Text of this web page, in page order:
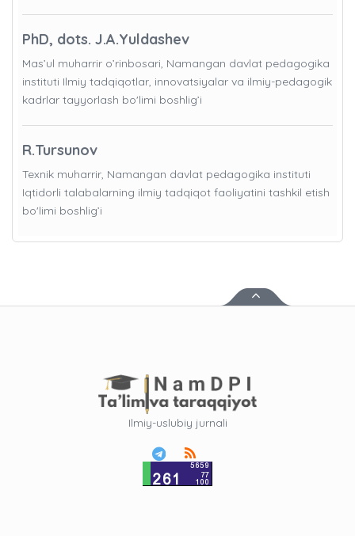
PhD, dots. J.A.Yuldashev
Mas’ul muharrir o’rinbosari, Namangan davlat pedagogika
instituti Ilmiy tadqiqotlar, innovatsiyalar va ilmiy-pedagogik
kadrlar tayyorlash bo'limi boshlig’i
R.Tursunov
Texnik muharrir, Namangan davlat pedagogika instituti
Iqtidorli talabalarning ilmiy tadqiqot faoliyatini tashkil etish
bo'limi boshlig’i
Ilmiy-uslubiy jurnali